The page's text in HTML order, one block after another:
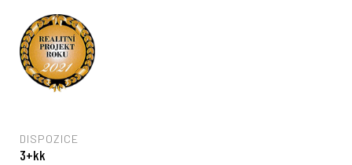
DISPOZICE
3+kk